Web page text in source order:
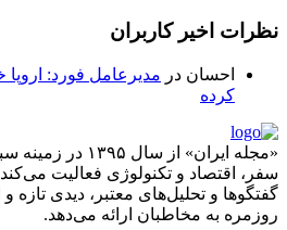
نظرات اخیر کاربران
احسان در مدیرعامل فورد:
کرده
«مجله ایران» از
سفر، اقتصاد و تکنولوژی فعالیت می‌کند و
گفتگوها و تحلیل‌های معتبر، دیدی تازه
روزمره به مخاطبان ارائه می‌دهد.